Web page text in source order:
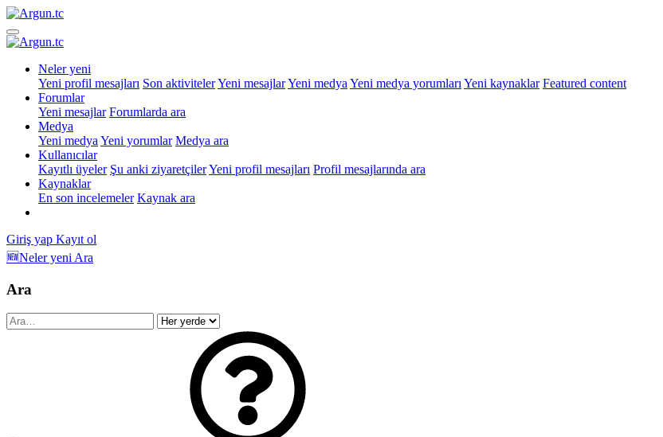
Neler yeni
Yeni profil mesajları Son aktivitelerYeni mesajlarYeni medya Yeni medya yorumları Yeni kaynaklar Featured content
Forumlar
Yeni mesajlar Forumlarda ara
Medya
Yeni medya Yeni yorumlar Medya ara
Kullanıcılar
Kayıtlı üyeler Şu anki ziyaretçilerYeni profil mesajları Profil mesajlarında ara
Kaynaklar
En son incelemeler Kaynak ara
Giriş yap Kayıt ol
🆕Neler yeni Ara
Ara